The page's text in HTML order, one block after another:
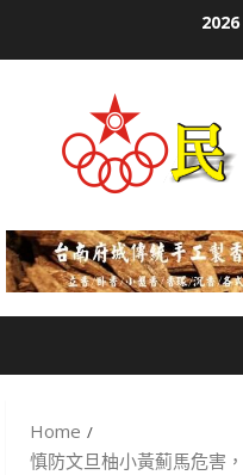
Home
慎防文旦柚小黃薊馬危害